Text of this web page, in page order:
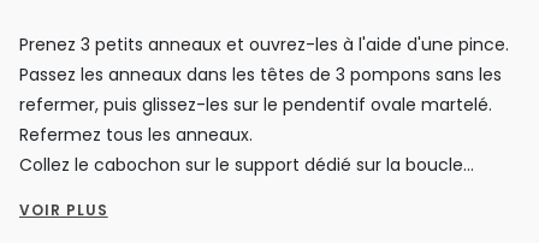
Prenez 3 petits anneaux et ouvrez-les à l'aide d'une pince.
Passez les anneaux dans les têtes de 3 pompons sans les
refermer, puis glissez-les sur le pendentif ovale martelé.
Refermez tous les anneaux.
Collez le cabochon sur le support dédié sur la boucle
Ouvrez un autre anneau, reliez-le à la boucle d'oreille et au
VOIR PLUS